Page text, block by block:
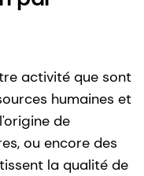
activité que sont
humaines et
de
ou encore des
la qualité de